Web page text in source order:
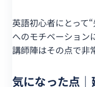
英語初心者にとって
へのモチベーション
講師陣はその点で非
気になった点